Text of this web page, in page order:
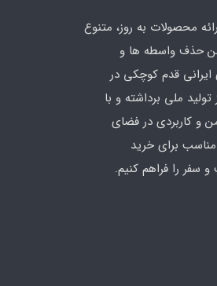
محصولات به روز، متنوع
حذف واسطه ها و
ایرانی قدم کوچکی در
ملی برداشته و با
و کاربردی در فضای
برای خرید
را فراهم کنیم.